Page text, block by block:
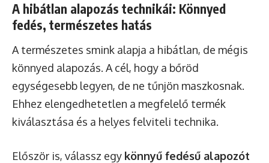
A hibátlan alapozás technikái: Könnyed
fedés, természetes hatás
A természetes smink alapja a hibátlan, de mégis
könnyed alapozás. A cél, hogy a bőröd
egységesebb legyen, de ne tűnjön maszkosnak.
Ehhez elengedhetetlen a megfelelő termék
kiválasztása és a helyes felviteli technika.
Először is, válassz egy könnyű fedésű alapozót